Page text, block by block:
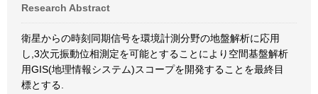
Research Abstract
衛星からの時刻同期信号を環境計測分野の地盤解析に応用
し,3次元振動位相測定を可能とすることにより空間基盤解析
用GIS(地理情報システム)スコープを開発することを最終目
標とする.